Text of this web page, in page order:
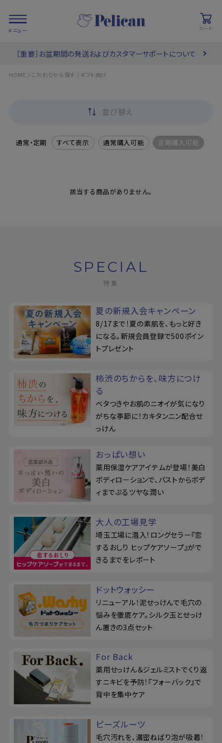
カート
PRODUCTS/ 商品を探す
ペリカン石鹸について
ご利用案内
よくあるご質問
会員登録でお得
NEWS一覧
［重要］お盆期間の発送およびカスタマーサポートについて
HOME / こだわりから探す / ギフト向け
並び替え
通常・定期 すべて表示 通常購入可能 定期購入可能
該当する商品がありません。
SPECIAL
特集
夏の新規入会キャンペーン
8/17まで！夏の素肌を、もっと好き
になる。新規会員登録で500ポイン
トプレゼント
柿渋のちからを、味方につけ
る
ベタつきやお肌のニオイが気になり
がちな季節に！カキタンニン配合せ
っけん
おっぱい想い
薬用保湿ケアアイテムが登場！美白
ボディローションで、バストからボデ
ィまでぷるツヤな潤い
大人の工場見学
埼玉工場に潜入！ロングセラー『恋
するおしり ヒップケアソープ』がで
きるまでをレポート
ドットウォッシー
リニューアル！泥せっけんで毛穴の
悩みを徹底ケア。シルク玉とせっけ
ん置きの3点セット
For Back
薬用せっけん＆ジェルミストでくり返
すニキビを予防！『フォーバック』で
背中を集中ケア
ピーズルーツ
毛穴汚れを、濃密ねばり泡が吸着！